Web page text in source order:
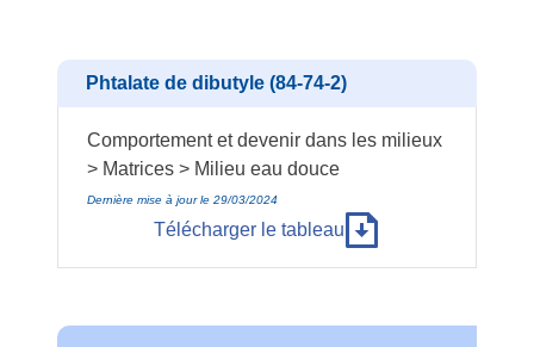
Phtalate de dibutyle (84-74-2)
Comportement et devenir dans les milieux
> Matrices > Milieu eau douce
Dernière mise à jour le 29/03/2024
Télécharger le tableau